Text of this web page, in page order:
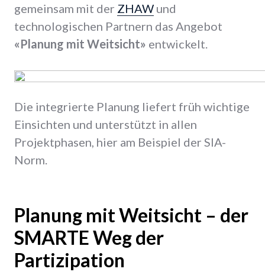
gemeinsam mit der ZHAW und
technologischen Partnern das Angebot
«Planung mit Weitsicht» entwickelt.
Die integrierte Planung liefert früh wichtige
Einsichten und unterstützt in allen
Projektphasen, hier am Beispiel der SIA-
Norm.
Planung mit Weitsicht – der
SMARTE Weg der
Partizipation